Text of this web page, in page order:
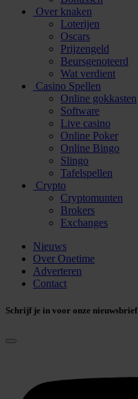
Over knaken
Loterijen
Oscars
Prijzengeld
Beursgenoteerd
Wat verdient
Casino Spellen
Online gokkasten
Software
Live casino
Online Poker
Online Bingo
Slingo
Tafelspellen
Crypto
Cryptomunten
Brokers
Exchanges
Nieuws
Over Onetime
Adverteren
Contact
Schrijf je in voor onze nieuwsbrief